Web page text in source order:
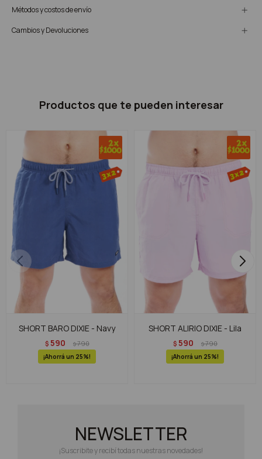
Métodos y costos de envío
Cambios y Devoluciones
Productos que te pueden interesar
SHORT BARO DIXIE - Navy
$ 590 $790
25
SHORT ALIRIO DIXIE - Lila
$ 590 $790
25
NEWSLETTER
¡Suscribite y recibí todas nuestras novedades!